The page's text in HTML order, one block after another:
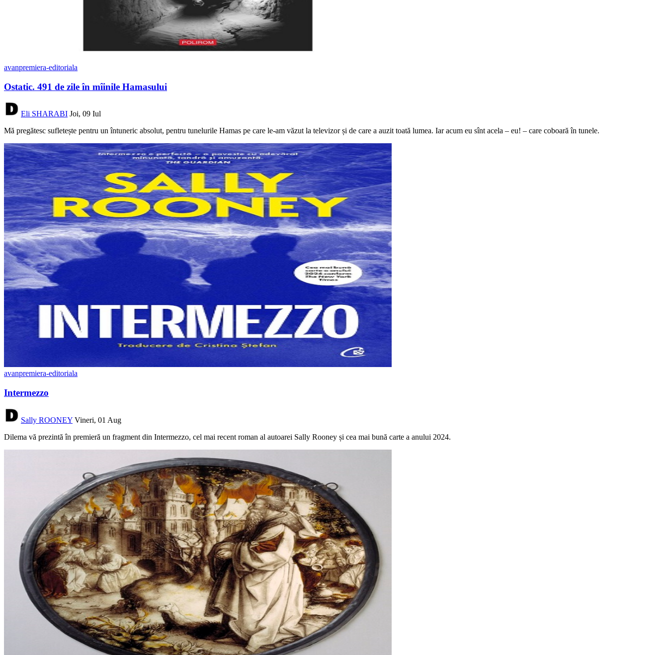
avanpremiera-editoriala
Ostatic. 491 de zile în mîinile Hamasului
Eli SHARABI Joi, 09 Iul
Mă pregătesc sufletește pentru un întuneric absolut, pentru tunelurile Hamas pe care le-am văzut la televizor și de care a auzit toată lumea. Iar acum eu sînt acela – eu! – care coboară în tunele.
avanpremiera-editoriala
Intermezzo
Sally ROONEY Vineri, 01 Aug
Dilema vă prezintă în premieră un fragment din Intermezzo, cel mai recent roman al autoarei Sally Rooney și cea mai bună carte a anului 2024.